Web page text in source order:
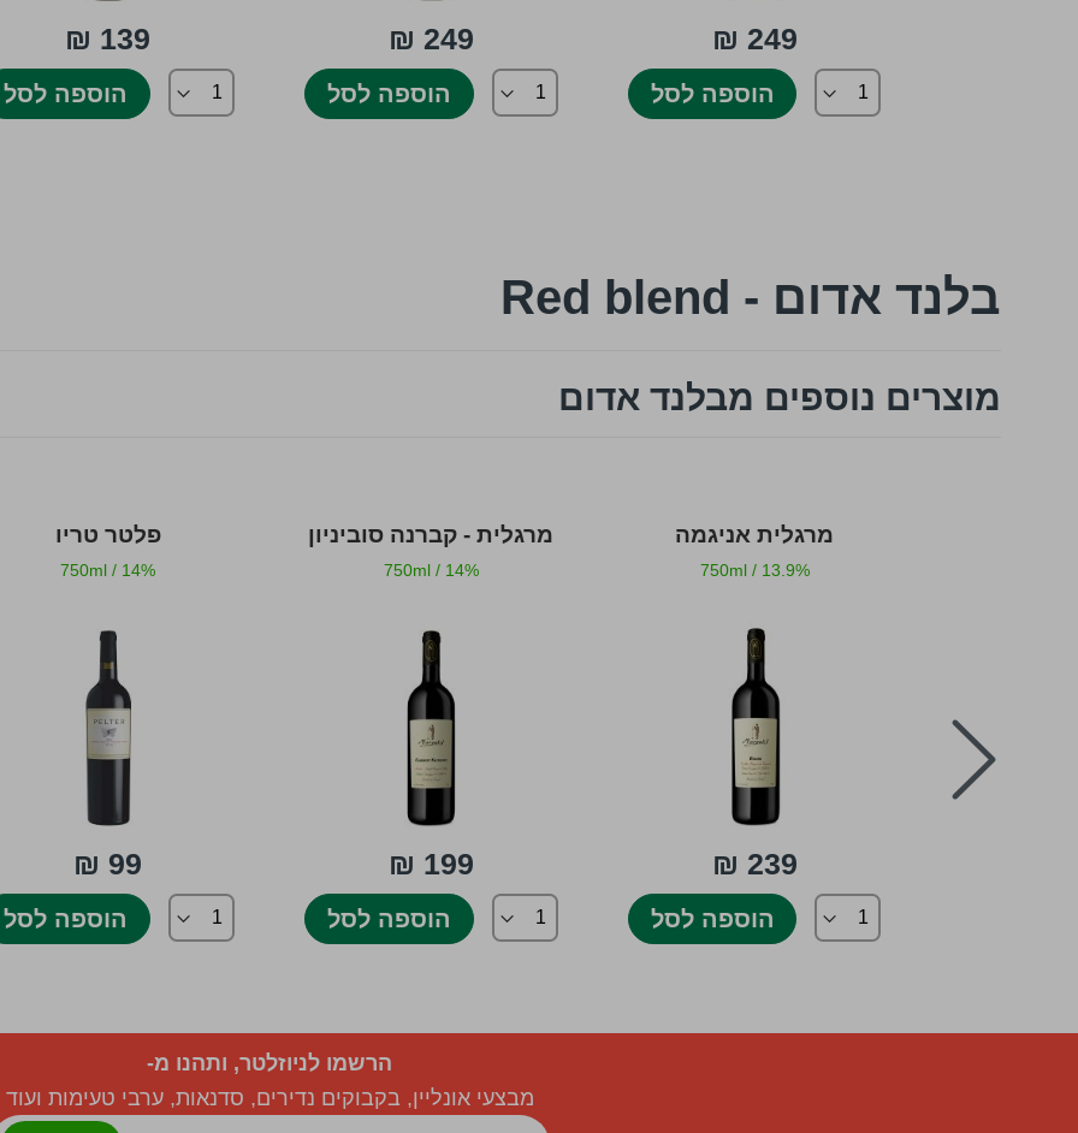
249 ₪
הוספה לסל
249 ₪
הוספה לסל
139 ₪
הוספה לסל
בלנד אדום - Red blend
מוצרים נוספים מבלנד אדום
מרגלית אניגמה
750ml / 13.9%
239 ₪
הוספה לסל
מרגלית - קברנה סוביניון
750ml / 14%
199 ₪
הוספה לסל
פלטר טריו
750ml / 14%
99 ₪
הוספה לסל
הרשמו לניוזלטר, ותהנו מ-
מבצעי אונליין, בקבוקים נדירים, סדנאות, ערבי טעימות ועוד